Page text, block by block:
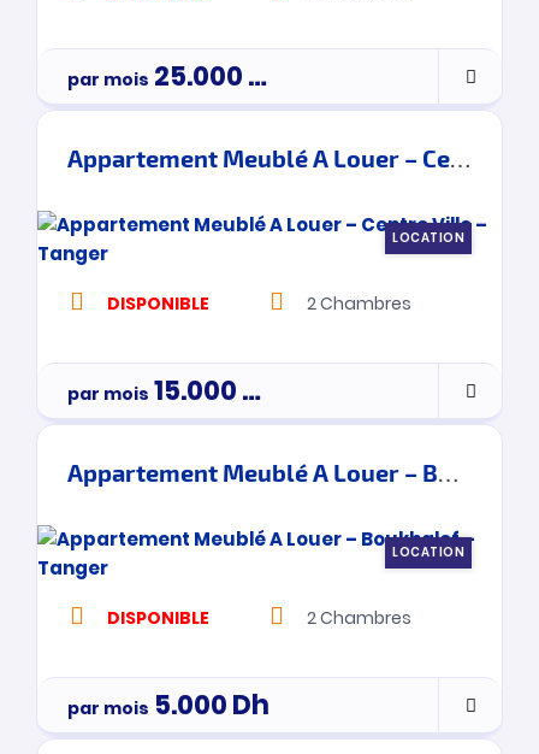
par mois 25.000Dh
Appartement Meublé A Louer – Centre Ville – Tanger
LOCATION
DISPONIBLE 2Chambres
par mois 15.000Dh
Appartement Meublé A Louer – Boukhalef – Tanger
LOCATION
DISPONIBLE 2Chambres
par mois 5.000Dh